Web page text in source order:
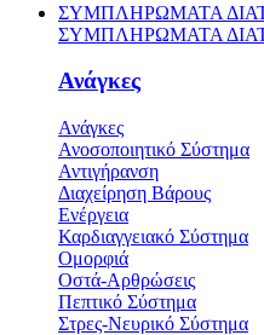
ΣΥΜΠΛΗΡΩΜΑΤΑ
ΣΥΜΠΛΗΡΩΜΑΤΑ
Ανάγκες
Ανάγκες
Ανοσοποιητικό Σύστημα
Αντιγήρανση
Διαχείρηση Βάρους
Ενέργεια
Καρδιαγγειακό Σύστημα
Ομορφιά
Οστά-Αρθρώσεις
Πεπτικό Σύστημα
Στρες-Νευρικό Σύστημα